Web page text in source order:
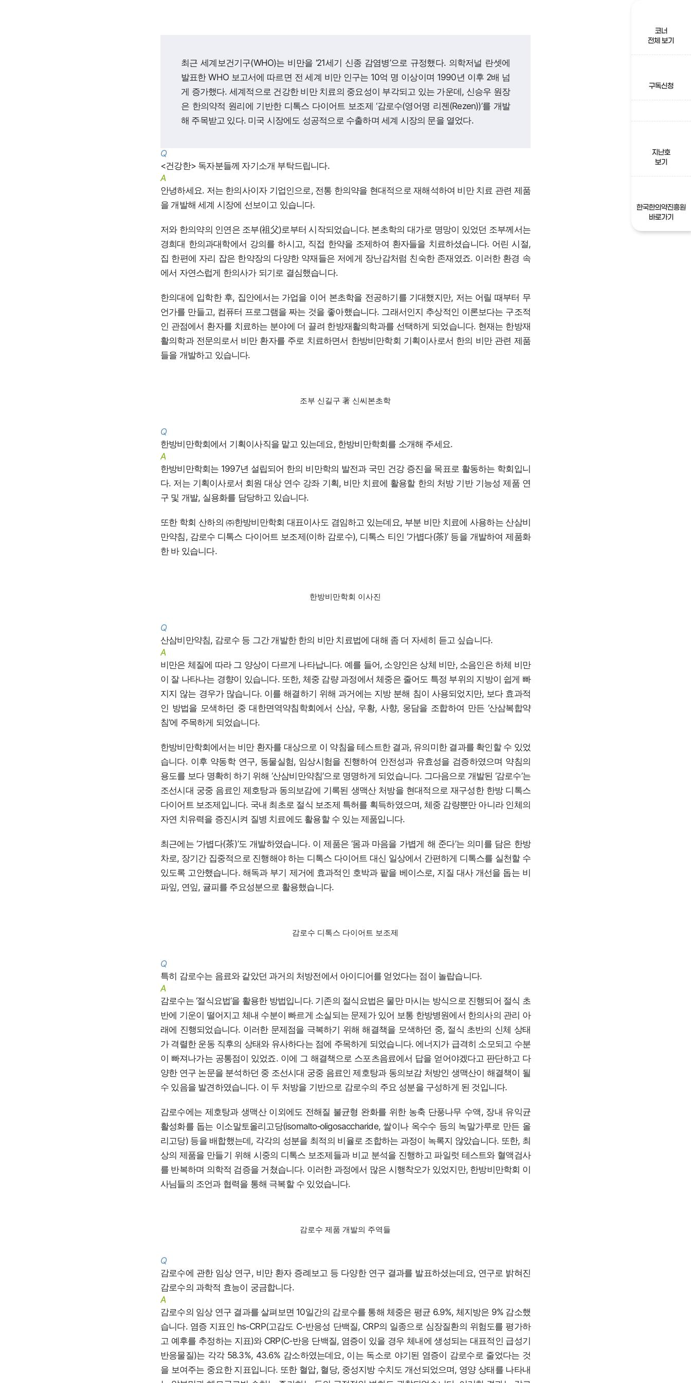
코너
전체 보기
구독신청
지난호
보기
한국한의약진흥원
바로가기
최근 세계보건기구(WHO)는 비만을 ‘21세기 신종 감염병’으로 규정했다. 의학저널 란셋에
발표한 WHO 보고서에 따르면 전 세계 비만 인구는 10억 명 이상이며 1990년 이후 2배 넘
게 증가했다. 세계적으로 건강한 비만 치료의 중요성이 부각되고 있는 가운데, 신승우 원장
은 한의약적 원리에 기반한 디톡스 다이어트 보조제 ‘감로수(영어명 리젠(Rezen))’를 개발
해 주목받고 있다. 미국 시장에도 성공적으로 수출하며 세계 시장의 문을 열었다.
Q
<건강한> 독자분들께 자기소개 부탁드립니다.
A
안녕하세요. 저는 한의사이자 기업인으로, 전통 한의약을 현대적으로 재해석하여 비만 치료 관련 제품
을 개발해 세계 시장에 선보이고 있습니다.
저와 한의약의 인연은 조부(祖父)로부터 시작되었습니다. 본초학의 대가로 명망이 있었던 조부께서는
경희대 한의과대학에서 강의를 하시고, 직접 한약을 조제하여 환자들을 치료하셨습니다. 어린 시절,
집 한편에 자리 잡은 한약장의 다양한 약재들은 저에게 장난감처럼 친숙한 존재였죠. 이러한 환경 속
에서 자연스럽게 한의사가 되기로 결심했습니다.
한의대에 입학한 후, 집안에서는 가업을 이어 본초학을 전공하기를 기대했지만, 저는 어릴 때부터 무
언가를 만들고, 컴퓨터 프로그램을 짜는 것을 좋아했습니다. 그래서인지 추상적인 이론보다는 구조적
인 관점에서 환자를 치료하는 분야에 더 끌려 한방재활의학과를 선택하게 되었습니다. 현재는 한방재
활의학과 전문의로서 비만 환자를 주로 치료하면서 한방비만학회 기획이사로서 한의 비만 관련 제품
들을 개발하고 있습니다.
조부 신길구 著 신씨본초학
Q
한방비만학회에서 기획이사직을 맡고 있는데요, 한방비만학회를 소개해 주세요.
A
한방비만학회는 1997년 설립되어 한의 비만학의 발전과 국민 건강 증진을 목표로 활동하는 학회입니
다. 저는 기획이사로서 회원 대상 연수 강좌 기획, 비만 치료에 활용할 한의 처방 기반 기능성 제품 연
구 및 개발, 실용화를 담당하고 있습니다.
또한 학회 산하의 ㈜한방비만학회 대표이사도 겸임하고 있는데요, 부분 비만 치료에 사용하는 산삼비
만약침, 감로수 디톡스 다이어트 보조제(이하 감로수), 디톡스 티인 ‘가볍다(茶)’ 등을 개발하여 제품화
한 바 있습니다.
한방비만학회 이사진
Q
산삼비만약침, 감로수 등 그간 개발한 한의 비만 치료법에 대해 좀 더 자세히 듣고 싶습니다.
A
비만은 체질에 따라 그 양상이 다르게 나타납니다. 예를 들어, 소양인은 상체 비만, 소음인은 하체 비만
이 잘 나타나는 경향이 있습니다. 또한, 체중 감량 과정에서 체중은 줄어도 특정 부위의 지방이 쉽게 빠
지지 않는 경우가 많습니다. 이를 해결하기 위해 과거에는 지방 분해 침이 사용되었지만, 보다 효과적
인 방법을 모색하던 중 대한면역약침학회에서 산삼, 우황, 사향, 웅담을 조합하여 만든 ‘산삼복합약
침’에 주목하게 되었습니다.
한방비만학회에서는 비만 환자를 대상으로 이 약침을 테스트한 결과, 유의미한 결과를 확인할 수 있었
습니다. 이후 약동학 연구, 동물실험, 임상시험을 진행하여 안전성과 유효성을 검증하였으며 약침의
용도를 보다 명확히 하기 위해 ‘산삼비만약침’으로 명명하게 되었습니다. 그다음으로 개발된 ‘감로수’는
조선시대 궁중 음료인 제호탕과 동의보감에 기록된 생맥산 처방을 현대적으로 재구성한 한방 디톡스
다이어트 보조제입니다. 국내 최초로 절식 보조제 특허를 획득하였으며, 체중 감량뿐만 아니라 인체의
자연 치유력을 증진시켜 질병 치료에도 활용할 수 있는 제품입니다.
최근에는 ‘가볍다(茶)’도 개발하였습니다. 이 제품은 ‘몸과 마음을 가볍게 해 준다’는 의미를 담은 한방
차로, 장기간 집중적으로 진행해야 하는 디톡스 다이어트 대신 일상에서 간편하게 디톡스를 실천할 수
있도록 고안했습니다. 해독과 부기 제거에 효과적인 호박과 팥을 베이스로, 지질 대사 개선을 돕는 비
파잎, 연잎, 귤피를 주요성분으로 활용했습니다.
감로수 디톡스 다이어트 보조제
Q
특히 감로수는 음료와 같았던 과거의 처방전에서 아이디어를 얻었다는 점이 놀랍습니다.
A
감로수는 ‘절식요법’을 활용한 방법입니다. 기존의 절식요법은 물만 마시는 방식으로 진행되어 절식 초
반에 기운이 떨어지고 체내 수분이 빠르게 소실되는 문제가 있어 보통 한방병원에서 한의사의 관리 아
래에 진행되었습니다. 이러한 문제점을 극복하기 위해 해결책을 모색하던 중, 절식 초반의 신체 상태
가 격렬한 운동 직후의 상태와 유사하다는 점에 주목하게 되었습니다. 에너지가 급격히 소모되고 수분
이 빠져나가는 공통점이 있었죠. 이에 그 해결책으로 스포츠음료에서 답을 얻어야겠다고 판단하고 다
양한 연구 논문을 분석하던 중 조선시대 궁중 음료인 제호탕과 동의보감 처방인 생맥산이 해결책이 될
수 있음을 발견하였습니다. 이 두 처방을 기반으로 감로수의 주요 성분을 구성하게 된 것입니다.
감로수에는 제호탕과 생맥산 이외에도 전해질 불균형 완화를 위한 농축 단풍나무 수액, 장내 유익균
활성화를 돕는 이소말토올리고당(isomalto‐oligosaccharide, 쌀이나 옥수수 등의 녹말가루로 만든 올
리고당) 등을 배합했는데, 각각의 성분을 최적의 비율로 조합하는 과정이 녹록지 않았습니다. 또한, 최
상의 제품을 만들기 위해 시중의 디톡스 보조제들과 비교 분석을 진행하고 파일럿 테스트와 혈액검사
를 반복하며 의학적 검증을 거쳤습니다. 이러한 과정에서 많은 시행착오가 있었지만, 한방비만학회 이
사님들의 조언과 협력을 통해 극복할 수 있었습니다.
감로수 제품 개발의 주역들
Q
감로수에 관한 임상 연구, 비만 환자 증례보고 등 다양한 연구 결과를 발표하셨는데요, 연구로 밝혀진
감로수의 과학적 효능이 궁금합니다.
A
감로수의 임상 연구 결과를 살펴보면 10일간의 감로수를 통해 체중은 평균 6.9%, 체지방은 9% 감소했
습니다. 염증 지표인 hs-CRP(고감도 C-반응성 단백질, CRP의 일종으로 심장질환의 위험도를 평가하
고 예후를 추정하는 지표)와 CRP(C-반응 단백질, 염증이 있을 경우 체내에 생성되는 대표적인 급성기
반응물질)는 각각 58.3%, 43.6% 감소하였는데요, 이는 독소로 야기된 염증이 감로수로 줄었다는 것
을 보여주는 중요한 지표입니다. 또한 혈압, 혈당, 중성지방 수치도 개선되었으며, 영양 상태를 나타내